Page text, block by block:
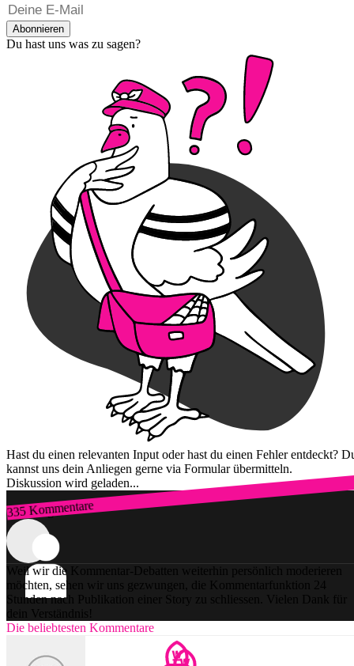
Abonnieren
Du hast uns was zu sagen?
Hast du einen relevanten Input oder hast du einen Fehler entdeckt?
kannst uns dein Anliegen gerne via Formular übermitteln.
Diskussion wird geladen...
335 Kommentare
Zum Login
Weil wir die Kommentar-Debatten weiterhin persönlich moderieren
möchten, sehen wir uns gezwungen, die Kommentarfunktion 24
Stunden nach Publikation einer Story zu schliessen. Vielen Dank für
dein Verständnis!
Die beliebtesten Kommentare